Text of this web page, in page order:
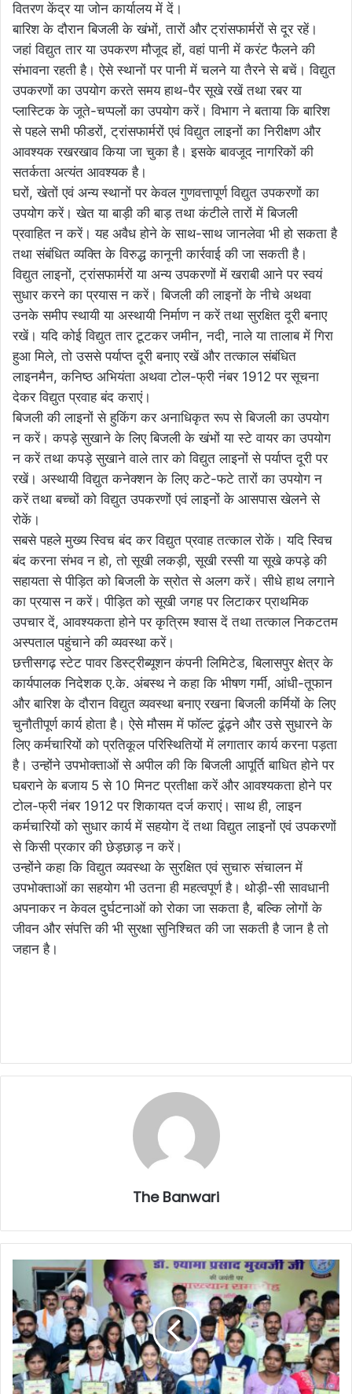
वितरण केंद्र या जोन कार्यालय में दें।
बारिश के दौरान बिजली के खंभों, तारों और ट्रांसफार्मरों से दूर रहें।
जहां विद्युत तार या उपकरण मौजूद हों, वहां पानी में करंट फैलने की
संभावना रहती है। ऐसे स्थानों पर पानी में चलने या तैरने से बचें। विद्युत
उपकरणों का उपयोग करते समय हाथ-पैर सूखे रखें तथा रबर या
प्लास्टिक के जूते-चप्पलों का उपयोग करें। विभाग ने बताया कि बारिश
से पहले सभी फीडरों, ट्रांसफार्मरों एवं विद्युत लाइनों का निरीक्षण और
आवश्यक रखरखाव किया जा चुका है। इसके बावजूद नागरिकों की
सतर्कता अत्यंत आवश्यक है।
घरों, खेतों एवं अन्य स्थानों पर केवल गुणवत्तापूर्ण विद्युत उपकरणों का
उपयोग करें। खेत या बाड़ी की बाड़ तथा कंटीले तारों में बिजली
प्रवाहित न करें। यह अवैध होने के साथ-साथ जानलेवा भी हो सकता है
तथा संबंधित व्यक्ति के विरुद्ध कानूनी कार्रवाई की जा सकती है।
विद्युत लाइनों, ट्रांसफार्मरों या अन्य उपकरणों में खराबी आने पर स्वयं
सुधार करने का प्रयास न करें। बिजली की लाइनों के नीचे अथवा
उनके समीप स्थायी या अस्थायी निर्माण न करें तथा सुरक्षित दूरी बनाए
रखें। यदि कोई विद्युत तार टूटकर जमीन, नदी, नाले या तालाब में गिरा
हुआ मिले, तो उससे पर्याप्त दूरी बनाए रखें और तत्काल संबंधित
लाइनमैन, कनिष्ठ अभियंता अथवा टोल-फ्री नंबर 1912 पर सूचना
देकर विद्युत प्रवाह बंद कराएं।
बिजली की लाइनों से हुकिंग कर अनाधिकृत रूप से बिजली का उपयोग
न करें। कपड़े सुखाने के लिए बिजली के खंभों या स्टे वायर का उपयोग
न करें तथा कपड़े सुखाने वाले तार को विद्युत लाइनों से पर्याप्त दूरी पर
रखें। अस्थायी विद्युत कनेक्शन के लिए कटे-फटे तारों का उपयोग न
करें तथा बच्चों को विद्युत उपकरणों एवं लाइनों के आसपास खेलने से
रोकें।
सबसे पहले मुख्य स्विच बंद कर विद्युत प्रवाह तत्काल रोकें। यदि स्विच
बंद करना संभव न हो, तो सूखी लकड़ी, सूखी रस्सी या सूखे कपड़े की
सहायता से पीड़ित को बिजली के स्रोत से अलग करें। सीधे हाथ लगाने
का प्रयास न करें। पीड़ित को सूखी जगह पर लिटाकर प्राथमिक
उपचार दें, आवश्यकता होने पर कृत्रिम श्वास दें तथा तत्काल निकटतम
अस्पताल पहुंचाने की व्यवस्था करें।
छत्तीसगढ़ स्टेट पावर डिस्ट्रीब्यूशन कंपनी लिमिटेड, बिलासपुर क्षेत्र के
कार्यपालक निदेशक ए.के. अंबस्थ ने कहा कि भीषण गर्मी, आंधी-तूफान
और बारिश के दौरान विद्युत व्यवस्था बनाए रखना बिजली कर्मियों के लिए
चुनौतीपूर्ण कार्य होता है। ऐसे मौसम में फॉल्ट ढूंढ़ने और उसे सुधारने के
लिए कर्मचारियों को प्रतिकूल परिस्थितियों में लगातार कार्य करना पड़ता
है। उन्होंने उपभोक्ताओं से अपील की कि बिजली आपूर्ति बाधित होने पर
घबराने के बजाय 5 से 10 मिनट प्रतीक्षा करें और आवश्यकता होने पर
टोल-फ्री नंबर 1912 पर शिकायत दर्ज कराएं। साथ ही, लाइन
कर्मचारियों को सुधार कार्य में सहयोग दें तथा विद्युत लाइनों एवं उपकरणों
से किसी प्रकार की छेड़छाड़ न करें।
उन्होंने कहा कि विद्युत व्यवस्था के सुरक्षित एवं सुचारु संचालन में
उपभोक्ताओं का सहयोग भी उतना ही महत्वपूर्ण है। थोड़ी-सी सावधानी
अपनाकर न केवल दुर्घटनाओं को रोका जा सकता है, बल्कि लोगों के
जीवन और संपत्ति की भी सुरक्षा सुनिश्चित की जा सकती है जान है तो
जहान है।
The Banwari